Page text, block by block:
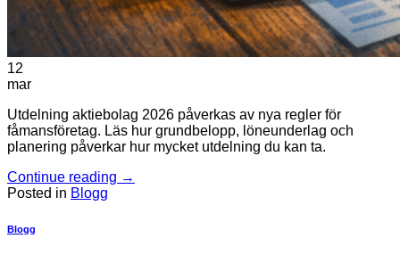
12
mar
Utdelning aktiebolag 2026 påverkas av nya regler för
fåmansföretag. Läs hur grundbelopp, löneunderlag och
planering påverkar hur mycket utdelning du kan ta.
Continue reading →
Posted in Blogg
Blogg